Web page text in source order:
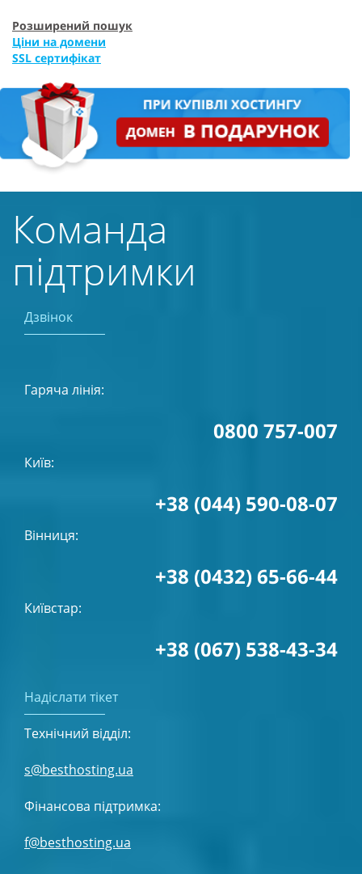
Розширений пошук
Ціни на домени
SSL сертифікат
Команда
підтримки
Дзвінок
Гаряча лінія:
0800 757-007
Київ:
+38 (044) 590-08-07
Вінниця:
+38 (0432) 65-66-44
Київстар:
+38 (067) 538-43-34
Надіслати тікет
Технічний відділ:
s@besthosting.ua
Фінансова підтримка:
f@besthosting.ua